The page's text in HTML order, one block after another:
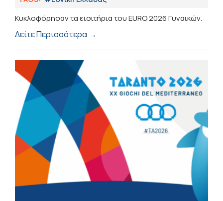
Κυκλοφόρησαν τα εισιτήρια του ΕURO 2026 Γυναικών.
Δείτε Περισσότερα →